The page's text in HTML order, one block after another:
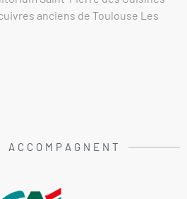
anciens de Toulouse Les